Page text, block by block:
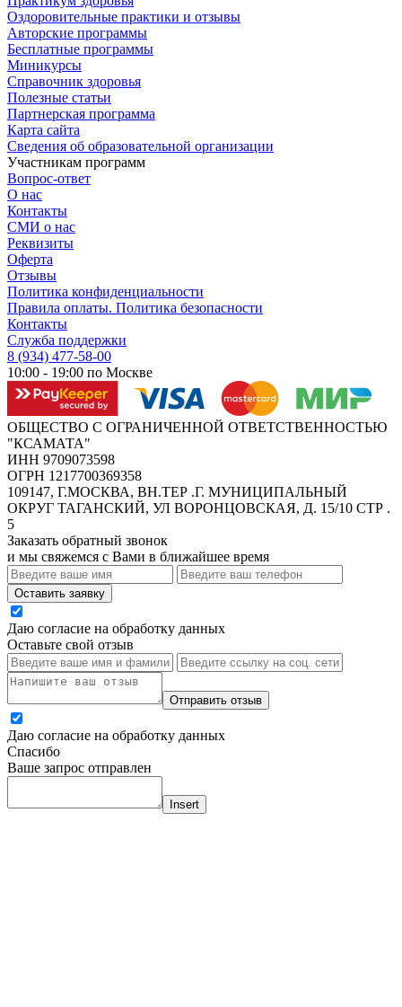
Оздоровительные практики и отзывы
Авторские программы
Бесплатные программы
Миникурсы
Справочник здоровья
Полезные статьи
Партнерская программа
Карта сайта
Сведения об образовательной организации
Участникам программ
Вопрос-ответ
О нас
Контакты
СМИ о нас
Реквизиты
Оферта
Отзывы
Политика конфиденциальности
Правила оплаты. Политика безопасности
Контакты
Служба поддержки
8 (934) 477-58-00
10:00 - 19:00 по Москве
ОБЩЕСТВО С ОГРАНИЧЕННОЙ ОТВЕТСТВЕННОСТЬЮ
"КСАМАТА"
ИНН 9709073598
ОГРН 1217700369358
109147, Г.МОСКВА, ВН.ТЕР .Г. МУНИЦИПАЛЬНЫЙ
ОКРУГ ТАГАНСКИЙ, УЛ ВОРОНЦОВСКАЯ, Д. 15/10 СТР .
5
Заказать обратный звонок
и мы свяжемся с Вами в ближайшее время
Оставить заявку
Даю согласие на обработку данных
Оставьте свой отзыв
Отправить отзыв
Даю согласие на обработку данных
Спасибо
Ваше запрос отправлен
Insert